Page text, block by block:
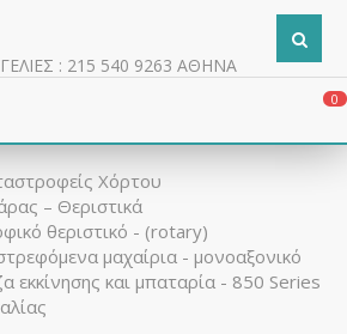
0
: 215 540 9263 ΑΘΗΝΑ
Χόρτου
– Θεριστικά
θεριστικό - (rotary)
μαχαίρια - μονοαξονικό
εκκίνησης και μπαταρία - 850 Series